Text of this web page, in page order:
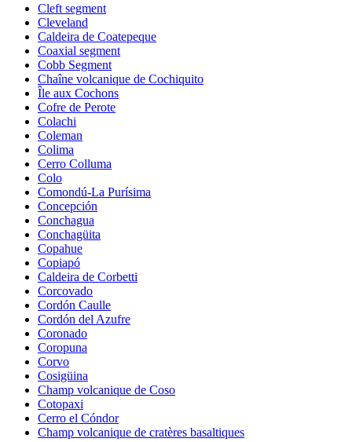
Cleft segment
Cleveland
Caldeira de Coatepeque
Coaxial segment
Cobb Segment
Chaîne volcanique de Cochiquito
Île aux Cochons
Cofre de Perote
Colachi
Coleman
Colima
Cerro Colluma
Colo
Comondú-La Purísima
Concepción
Conchagua
Conchagüita
Copahue
Copiapó
Caldeira de Corbetti
Corcovado
Cordón Caulle
Cordón del Azufre
Coronado
Coropuna
Corvo
Cosigüina
Champ volcanique de Coso
Cotopaxi
Cerro el Cóndor
Champ volcanique de cratères basaltiques